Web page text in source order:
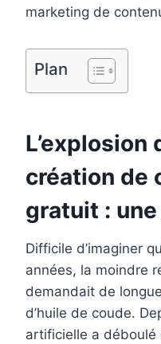
marketing de
Plan
L’explosion
création de
gratuit :
Difficile d’imaginer
années, la moindre
demandait de
d’huile de coude.
artificielle a déboulé